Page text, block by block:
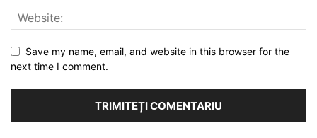
Save my name, email, and website in this browser for the
next time I comment.